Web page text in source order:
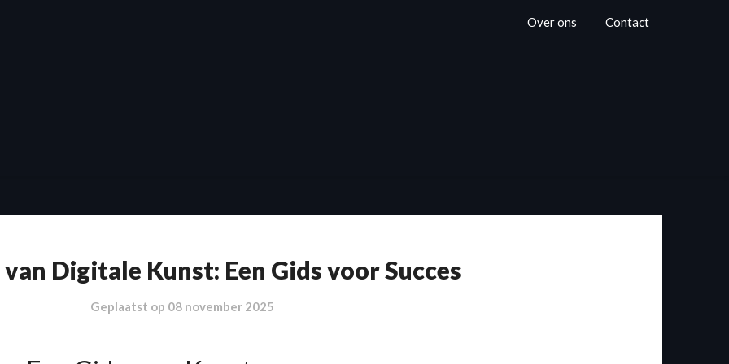
Over ons Contact
Digitale Kunst: Een Gids voor Succes
Geplaatst op 08 november 2025